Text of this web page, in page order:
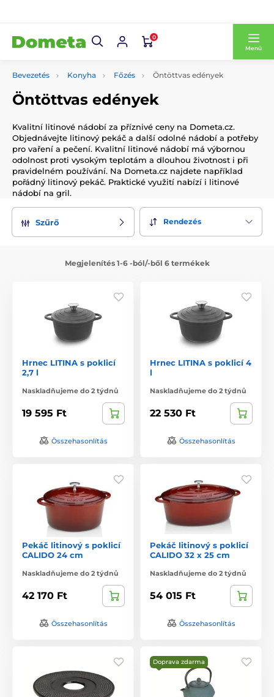
0
Menü
Bevezetés Konyha Főzés Öntöttvas edények
Öntöttvas edények
Kvalitní litinové nádobí za příznivé ceny na Dometa.cz.
Objednávejte litinový pekáč a další odolné nádobí a potřeby
pro vaření a pečení. Kvalitní litinové nádobí má výbornou
odolnost proti vysokým teplotám a dlouhou životnost i při
pravidelném používání. Na Dometa.cz najdete například
pořádný litinový pekáč. Praktické využití nabízí i litinové
nádobí na gril.
Szűrő Rendezés
Megjelenítés 1-6 -ból/-ből 6 termékek
Hrnec LITINA s poklicí
2,7 l
Naskladňujeme do 2 týdnů
19 595 Ft
Összehasonlítás
Hrnec LITINA s poklicí 4
l
Naskladňujeme do 2 týdnů
22 530 Ft
Összehasonlítás
Pekáč litinový s poklicí
CALIDO 24 cm
Naskladňujeme do 2 týdnů
42 170 Ft
Összehasonlítás
Pekáč litinový s poklicí
CALIDO 32 x 25 cm
Naskladňujeme do 2 týdnů
54 015 Ft
Összehasonlítás
Doprava zdarma